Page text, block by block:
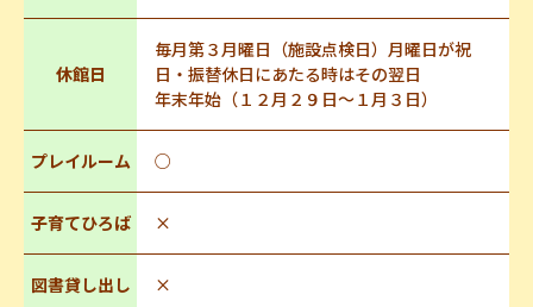
休館日
毎月第３月曜日（施設点検日）月曜日が祝
日・振替休日にあたる時はその翌日
年末年始（１２月２９日～１月３日）
プレイルーム ○
子育てひろば ×
図書貸し出し ×